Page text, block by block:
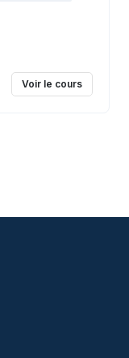
Voir le cours